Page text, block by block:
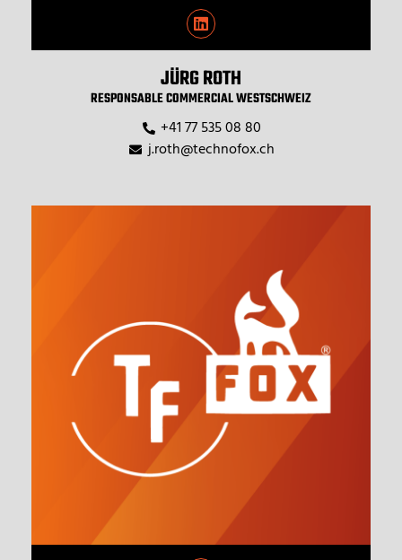
JÜRG ROTH
RESPONSABLE COMMERCIAL WESTSCHWEIZ
+41 77 535 08 80
j.roth@technofox.ch